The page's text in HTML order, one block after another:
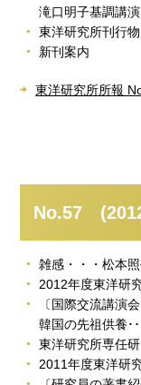
滝口明子基調講
東洋研究所刊行物
新刊案内
東洋研究所所報
No.57
雑感・・・松本
2012年度東洋研
〔国際交流講演会
韓国の先祖供養
東洋研究所専任
2011年度東洋研